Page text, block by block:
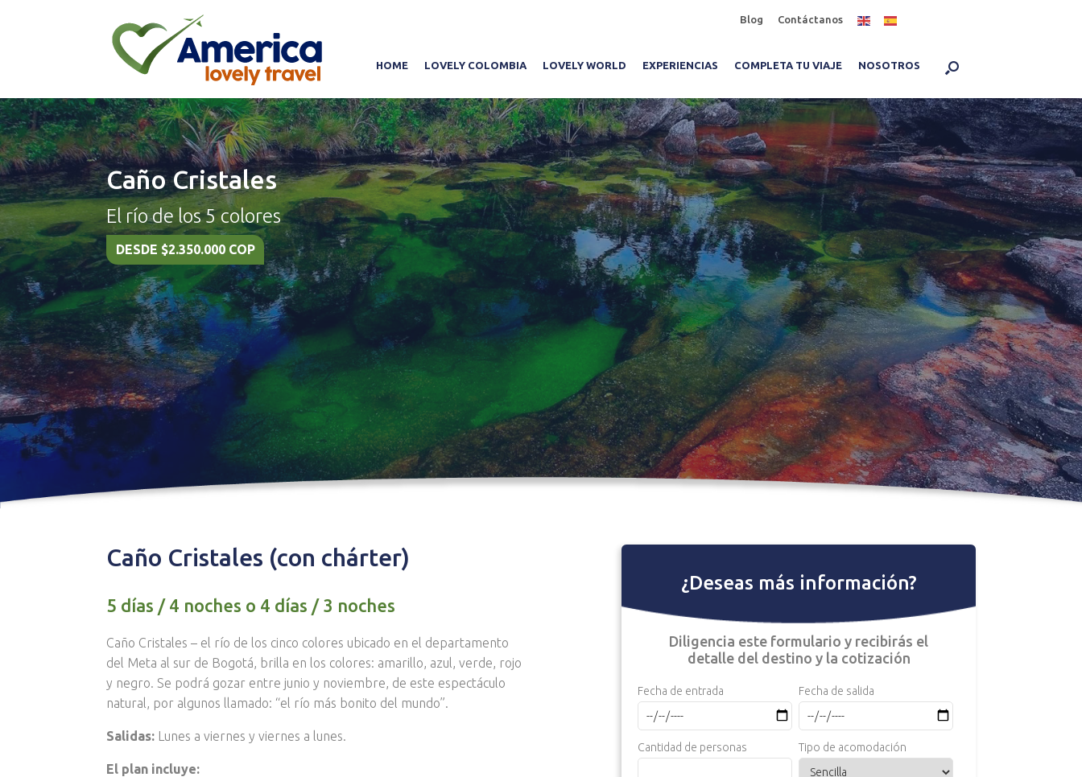
Blog Contáctanos
HOME LOVELY COLOMBIA LOVELY WORLD EXPERIENCIAS COMPLETA TU VIAJE NOSOTROS
Caño Cristales
DESDE $2.350.000 COP
El río de los 5 colores
Caño Cristales (con chárter)
5 días / 4 noches o 4 días / 3 noches
Caño Cristales – el río de los cinco colores ubicado en el departamento
del Meta al sur de Bogotá, brilla en los colores: amarillo, azul, verde, rojo
y negro. Se podrá gozar entre junio y noviembre, de este espectáculo
natural, por algunos llamado: “el río más bonito del mundo”.
Salidas: Lunes a viernes y viernes a lunes.
El plan incluye:
¿Deseas más información?
Diligencia este formulario y recibirás el
detalle del destino y la cotización
Fecha de entrada Fecha de salida
Cantidad de personas Tipo de acomodación